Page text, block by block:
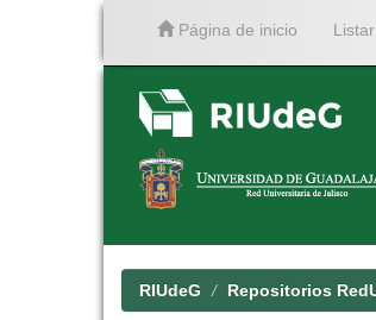
Página de inicio Listar
RIUdeG Repositorios